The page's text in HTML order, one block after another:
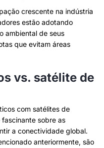
crescente na indústria
estão adotando
ambiental de seus
que evitam áreas
vs. satélite de
com satélites de
sobre as
a conectividade global.
anteriormente, são